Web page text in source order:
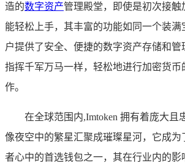
造的数字资产管理殿堂，即使是初次接触
能轻松上手，其丰富的功能如同一个装满
户提供了安全、便捷的数字资产存储和管
指挥千军万马一样，轻松地进行加密货币
作。
在全球范围内,Imtoken 拥有着庞大且
像夜空中的繁星汇聚成璀璨星河，它成为
者心中的首选钱包之一，其在行业内的影